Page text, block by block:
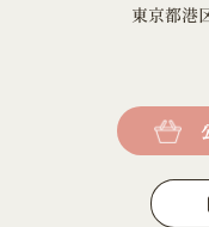
東京都港